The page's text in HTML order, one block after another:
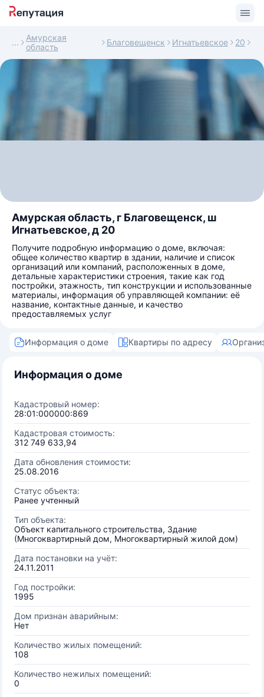
Амурская
область
Благовещенск Игнатьевское 20
Амурская область, г Благовещенск, ш
Игнатьевское, д 20
Получите подробную информацию о доме, включая:
общее количество квартир в здании, наличие и список
организаций или компаний, расположенных в доме,
детальные характеристики строения, такие как год
постройки, этажность, тип конструкции и использованные
материалы, информация об управляющей компании: её
название, контактные данные, и качество
предоставляемых услуг
Информация о доме Квартиры по адресу
Информация о доме
Кадастровый номер:
28:01:000000:869
Кадастровая стоимость:
312 749 633,94
Дата обновления стоимости:
25.08.2016
Статус объекта:
Ранее учтенный
Тип объекта:
Объект капитального строительства, Здание
(Многоквартирный дом, Многоквартирный жилой дом)
Дата постановки на учёт:
24.11.2011
Год постройки:
1995
Дом признан аварийным:
Нет
Количество жилых помещений:
108
Количество нежилых помещений:
0